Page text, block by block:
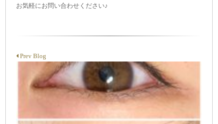
お気軽にお問い合わせください♪
Prev Blog